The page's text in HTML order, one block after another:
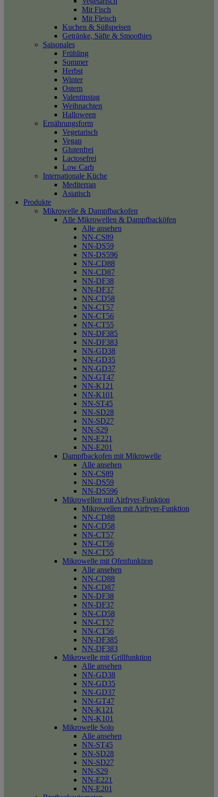
Mit Fisch
Mit Fleisch
Kuchen & Süßspeisen
Getränke, Säfte & Smoothies
Saisonales
Frühling
Sommer
Herbst
Winter
Ostern
Valentinstag
Weihnachten
Halloween
Ernährungsform
Vegetarisch
Vegan
Glutenfrei
Lactosefrei
Low Carb
Internationale Küche
Mediterran
Asiatisch
Produkte
Mikrowelle & Dampfbackofen
Alle Mikrowellen & Dampfbacköfen
Alle ansehen
NN-CS89
NN-DS59
NN-DS596
NN-CD88
NN-CD87
NN-DF38
NN-DF37
NN-CD58
NN-CT57
NN-CT56
NN-CT55
NN-DF385
NN-DF383
NN-GD38
NN-GD35
NN-GD37
NN-GT47
NN-K121
NN-K101
NN-ST45
NN-SD28
NN-SD27
NN-S29
NN-E221
NN-E201
Dampfbackofen mit Mikrowelle
Alle ansehen
NN-CS89
NN-DS59
NN-DS596
Mikrowellen mit Airfryer-Funktion
Mikrowellen mit Airfryer-Funktion
NN-CD88
NN-CD58
NN-CT57
NN-CT56
NN-CT55
Mikrowelle mit Ofenfunktion
Alle ansehen
NN-CD88
NN-CD87
NN-DF38
NN-DF37
NN-CD58
NN-CT57
NN-CT56
NN-DF385
NN-DF383
Mikrowelle mit Grillfunktion
Alle ansehen
NN-GD38
NN-GD35
NN-GD37
NN-GT47
NN-K121
NN-K101
Mikrowelle Solo
Alle ansehen
NN-ST45
NN-SD28
NN-SD27
NN-S29
NN-E221
NN-E201